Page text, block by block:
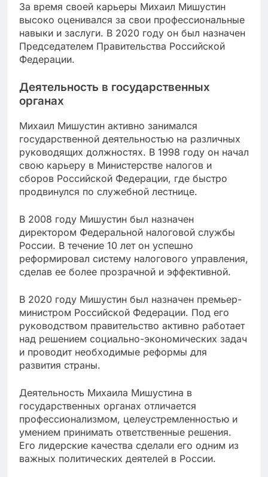
За время своей карьеры Михаил Мишустин
высоко оценивался за свои профессиональные
навыки и заслуги. В 2020 году он был назначен
Председателем Правительства Российской
Федерации.
Деятельность в государственных
органах
Михаил Мишустин активно занимался
государственной деятельностью на различных
руководящих должностях. В 1998 году он начал
свою карьеру в Министерстве налогов и
сборов Российской Федерации, где быстро
продвинулся по служебной лестнице.
В 2008 году Мишустин был назначен
директором Федеральной налоговой службы
России. В течение 10 лет он успешно
реформировал систему налогового управления,
сделав ее более прозрачной и эффективной.
В 2020 году Мишустин был назначен премьер-
министром Российской Федерации. Под его
руководством правительство активно работает
над решением социально-экономических задач
и проводит необходимые реформы для
развития страны.
Деятельность Михаила Мишустина в
государственных органах отличается
профессионализмом, целеустремленностью и
умением принимать ответственные решения.
Его лидерские качества сделали его одним из
важных политических деятелей в России.